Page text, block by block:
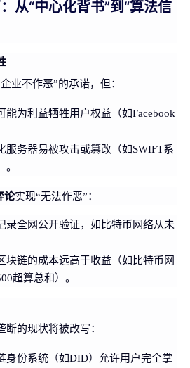
从“中心化背书”到“算法信
业不作恶”的承诺，但：
能为利益牺牲用户权益（如Facebook
服务器易被攻击或篡改（如SWIFT系
论实现“无法作恶”：
录全网公开验证，如比特币网络从未
块链的成本远高于收益（如比特币网
超算总和）。
断的现状将被改写：
身份系统（如DID）允许用户完全掌